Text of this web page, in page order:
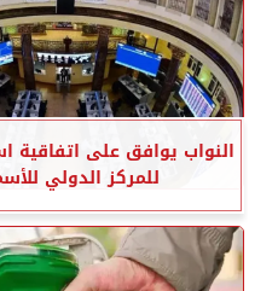
النواب يوافق على اتفاقية
للمركز الدولي